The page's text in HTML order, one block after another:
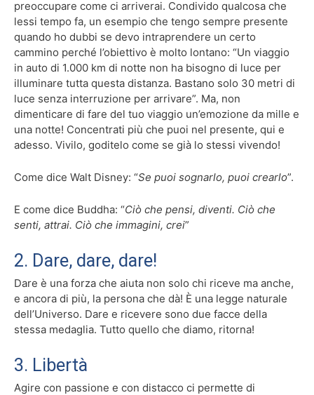
preoccupare come ci arriverai. Condivido qualcosa che
lessi tempo fa, un esempio che tengo sempre presente
quando ho dubbi se devo intraprendere un certo
cammino perché l’obiettivo è molto lontano: “Un viaggio
in auto di 1.000 km di notte non ha bisogno di luce per
illuminare tutta questa distanza. Bastano solo 30 metri di
luce senza interruzione per arrivare”. Ma, non
dimenticare di fare del tuo viaggio un’emozione da mille e
una notte! Concentrati più che puoi nel presente, qui e
adesso. Vivilo, goditelo come se già lo stessi vivendo!
Come dice Walt Disney: “Se puoi sognarlo, puoi crearlo”.
E come dice Buddha: “Ciò che pensi, diventi. Ciò che
senti, attrai. Ciò che immagini, crei”
2. Dare, dare, dare!
Dare è una forza che aiuta non solo chi riceve ma anche,
e ancora di più, la persona che dà! È una legge naturale
dell’Universo. Dare e ricevere sono due facce della
stessa medaglia. Tutto quello che diamo, ritorna!
3. Libertà
Agire con passione e con distacco ci permette di